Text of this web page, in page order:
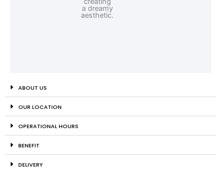
ABOUT US
OUR LOCATION
OPERATIONAL HOURS
BENEFIT
DELIVERY